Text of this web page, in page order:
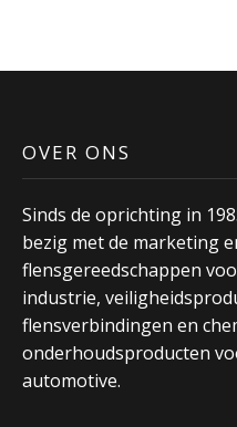
OVER ONS
Sinds de oprichting in
bezig met de marketing
flensgereedschappen
industrie,
flensverbindingen en
onderhoudsproducten
automotive.